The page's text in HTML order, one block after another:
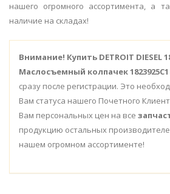
нашего огромного ассортимента, а
наличие на складах!
Внимание! Купить DETROIT DIESEL
Маслосъемный колпачек
сразу после регистрации. Это
Вам статуса нашего Почетного
Вам персональных цен на все
продукцию остальных
нашем огромном ассортименте!